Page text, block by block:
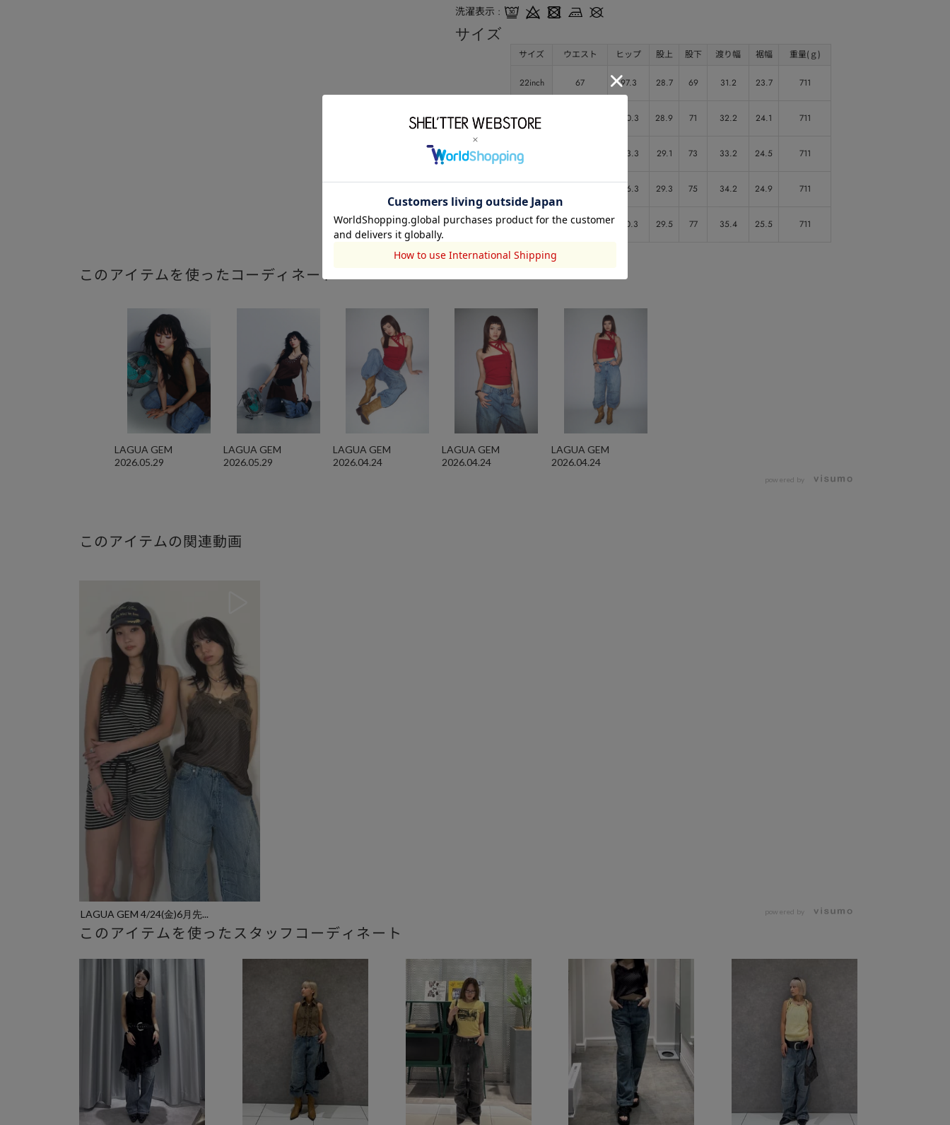
洗濯表示
サイズ
サイズ ウエスト ヒップ 股上 股下 渡り幅 裾幅 重量(ｇ)
22inch 67 97.3 28.7 69 31.2 23.7 711
23inch 100.3 28.9 71 32.2 24.1 711
24inch 103.3 29.1 73 33.2 24.5 711
106.3 29.3 75 34.2 24.9 711
26inch 80 110.3 29.5 77 35.4 25.5 711
このアイテムを使ったコーディネート
2026.05.29
LAGUA GEM
2026.05.29
LAGUA GEM
2026.04.24
LAGUA GEM
2026.04.24
LAGUA GEM
2026.04.24
LAGUA GEM
powered by
このアイテムの関連動画
LAGUA GEM 4/24(金)6月先... powered by
このアイテムを使ったスタッフコーディネート